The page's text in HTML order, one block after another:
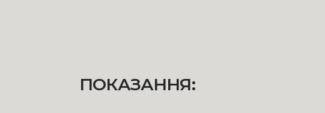
ПОКАЗАННЯ: